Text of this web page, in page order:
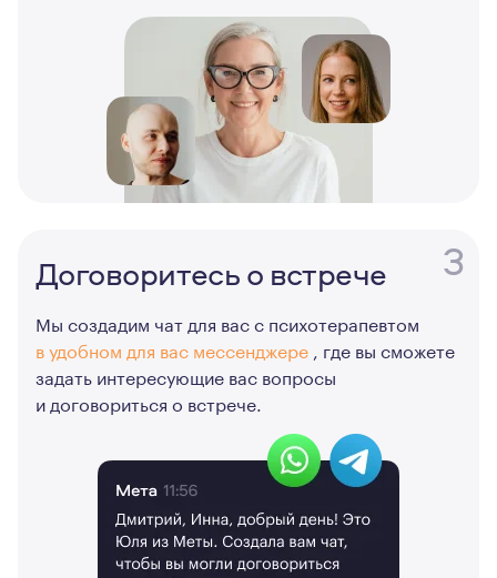
3
Договоритесь о встрече
Мы создадим чат для вас с психотерапевтом
в удобном для вас мессенджере , где вы сможете
задать интересующие вас вопросы
и договориться о встрече.